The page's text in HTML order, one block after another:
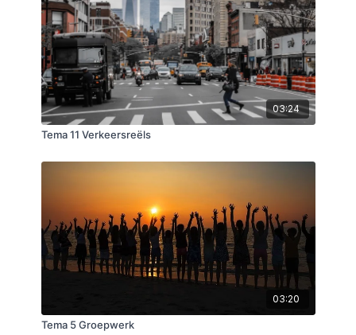
03:24
Tema 11 Verkeersreëls
03:20
Tema 5 Groepwerk